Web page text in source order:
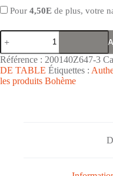
Pour 4,50E de plus, votre
quantité
de
Nappe
de
table
toile
Référence : 200140Z647-3
DE TABLE Étiquettes :
les produits Bohème